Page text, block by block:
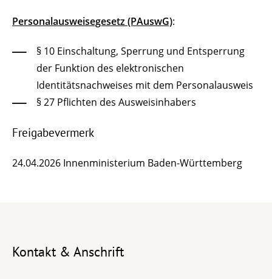
Personalausweisegesetz (PAuswG):
§ 10 Einschaltung, Sperrung und Entsperrung
der Funktion des elektronischen
Identitätsnachweises mit dem Personalausweis
§ 27 Pflichten des Ausweisinhabers
Freigabevermerk
24.04.2026 Innenministerium Baden-Württemberg
Kontakt & Anschrift